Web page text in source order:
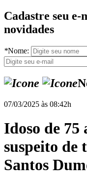
Cadastre seu e-
novidades
*Nome:
07/03/2025 às 08:42h
Idoso de 75
suspeito de
Santos